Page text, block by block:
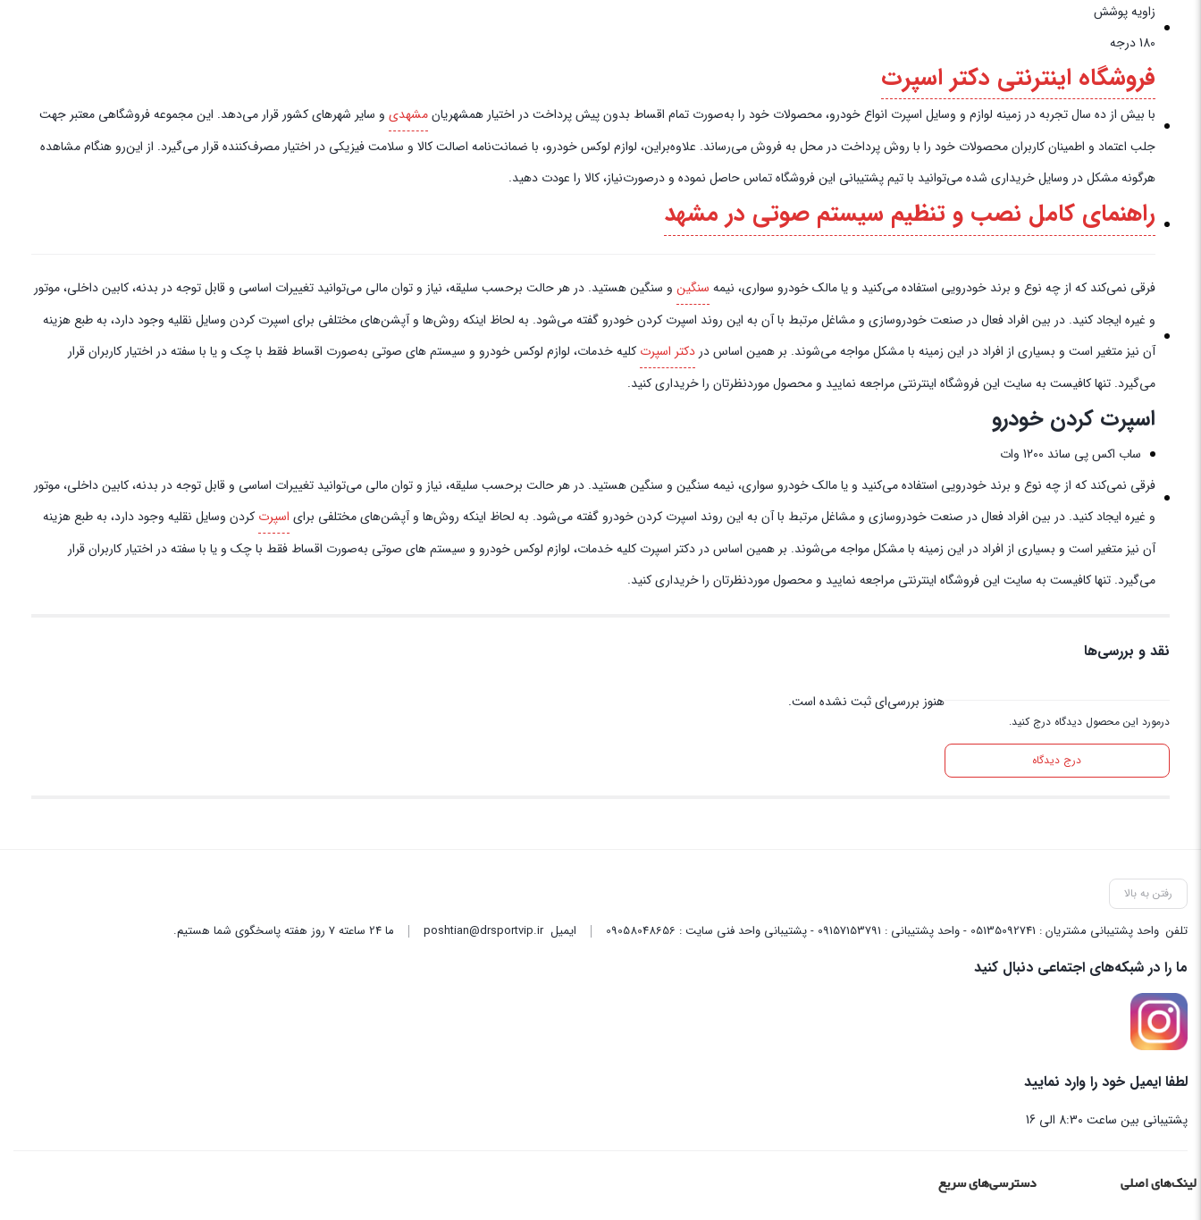
زاویه پوشش
180 درجه
فروشگاه اینترنتی دکتر اسپرت
با بیش از ده سال تجربه در زمینه لوازم و وسایل اسپرت انواع خودرو، محصولات خود را به‌صورت تمام اقساط بدون پیش‌‎ پرداخت در اختیار همشهریان مشهدی و سایر شهرهای کشور قرار می‌دهد. این مجموعه فروشگاهی معتبر جهت
جلب اعتماد و اطمینان کاربران محصولات خود را با روش پرداخت در محل به فروش می‌رساند. علاوه‌بر‌این، لوازم لوکس خودرو، با ضمانت‌نامه اصالت کالا و سلامت فیزیکی در اختیار مصرف‌کننده قرار می‌گیرد. از این‌رو هنگام مشاهده
هرگونه مشکل در وسایل خریداری شده می‌توانید با تیم پشتیبانی این فروشگاه تماس حاصل نموده و در‌صورت‌نیاز، کالا را عودت دهید.
راهنمای کامل نصب و تنظیم سیستم صوتی در مشهد
فرقی نمی‌کند که از چه نوع و برند خودرویی استفاده می‌کنید و یا مالک خودرو سواری، نیمه سنگین و سنگین هستید. در هر حالت برحسب سلیقه، نیاز و توان مالی می‌توانید تغییرات اساسی و قابل توجه در بدنه، کابین داخلی، موتور
و غیره ایجاد کنید. در بین افراد فعال در صنعت خودروسازی و مشاغل مرتبط با آن به این روند اسپرت کردن خودرو گفته می‌شود. به لحاظ اینکه روش‌ها و آپشن‌های مختلفی برای اسپرت کردن وسایل نقلیه وجود دارد، به طبع هزینه
آن نیز متغیر است و بسیاری از افراد در این زمینه با مشکل مواجه می‌شوند. بر همین اساس در دکتر اسپرت کلیه خدمات، لوازم لوکس خودرو و سیستم‌ های صوتی به‌صورت اقساط فقط با چک و یا با سفته در اختیار کاربران قرار
می‌گیرد. تنها کافیست به سایت این فروشگاه اینترنتی مراجعه نمایید و محصول موردنظرتان را خریداری کنید.
اسپرت کردن خودرو
ساب اکس پی ساند 1200 وات
فرقی نمی‌کند که از چه نوع و برند خودرویی استفاده می‌کنید و یا مالک خودرو سواری، نیمه سنگین و سنگین هستید. در هر حالت برحسب سلیقه، نیاز و توان مالی می‌توانید تغییرات اساسی و قابل توجه در بدنه، کابین داخلی، موتور
و غیره ایجاد کنید. در بین افراد فعال در صنعت خودروسازی و مشاغل مرتبط با آن به این روند اسپرت کردن خودرو گفته می‌شود. به لحاظ اینکه روش‌ها و آپشن‌های مختلفی برای اسپرت کردن وسایل نقلیه وجود دارد، به طبع هزینه
آن نیز متغیر است و بسیاری از افراد در این زمینه با مشکل مواجه می‌شوند. بر همین اساس در دکتر اسپرت کلیه خدمات، لوازم لوکس خودرو و سیستم‌ های صوتی به‌صورت اقساط فقط با چک و یا با سفته در اختیار کاربران قرار
می‌گیرد. تنها کافیست به سایت این فروشگاه اینترنتی مراجعه نمایید و محصول موردنظرتان را خریداری کنید.
نقد و بررسی‌ها
درمورد این محصول دیدگاه درج کنید.
درج دیدگاه
هنوز بررسی‌ای ثبت نشده است.
رفتن به بالا
تلفن واحد پشتیبانی مشتریان : 05135092741 - واحد پشتیبانی : 09157153791 - پشتیبانی واحد فنی سایت : 09058048656 ایمیلposhtian@drsportvip.ir ما 24 ساعته 7 روز هفته پاسخگوی شما هستیم.
ما را در شبکه‌های اجتماعی دنبال کنید
لطفا ایمیل خود را وارد نمایید
پشتیبانی بین ساعت 8:30 الی 16
لینک‌های اصلی دسترسی‌های سریع